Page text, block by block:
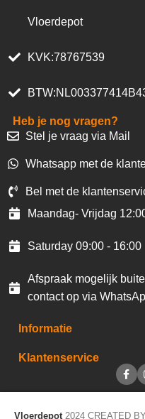
Vloerdepot
KVK:78767539
Heb je nog vragen?
Stel je vraag via Mail
Whatsapp met de
Bel met de
Maandag- Vrijdag
Saturday 09:00 - 16:00
Afspraak mogelijk
contact op via
Informatie
Klantenservice
Vloerdepot 2024 CREATED BY